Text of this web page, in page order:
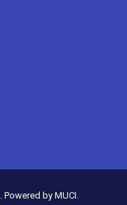
. Powered by MUCI.